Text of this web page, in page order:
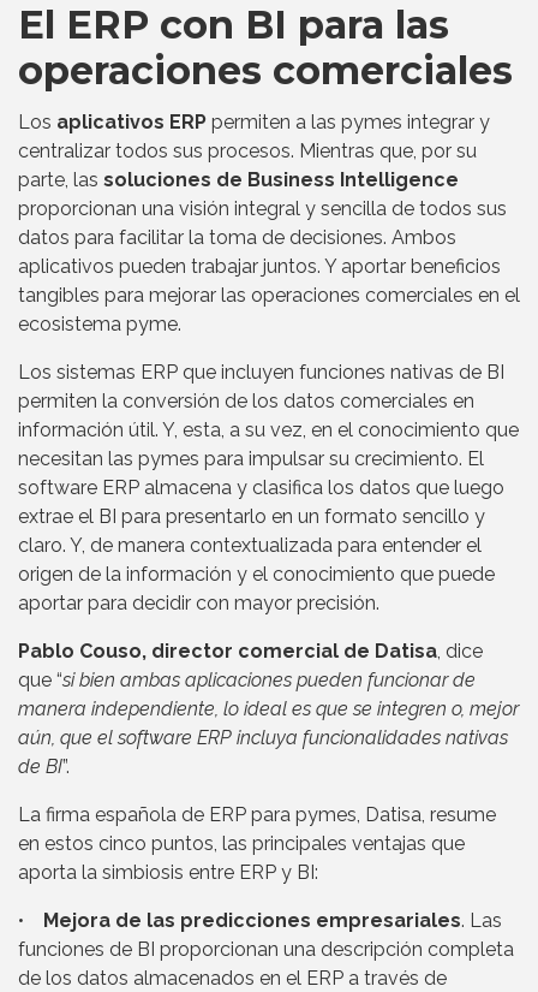
El ERP con BI para las
operaciones comerciales
Los aplicativos ERP permiten a las pymes integrar y
centralizar todos sus procesos. Mientras que, por su
parte, las soluciones de Business Intelligence
proporcionan una visión integral y sencilla de todos sus
datos para facilitar la toma de decisiones. Ambos
aplicativos pueden trabajar juntos. Y aportar beneficios
tangibles para mejorar las operaciones comerciales en el
ecosistema pyme.
Los sistemas ERP que incluyen funciones nativas de BI
permiten la conversión de los datos comerciales en
información útil. Y, esta, a su vez, en el conocimiento que
necesitan las pymes para impulsar su crecimiento. El
software ERP almacena y clasifica los datos que luego
extrae el BI para presentarlo en un formato sencillo y
claro. Y, de manera contextualizada para entender el
origen de la información y el conocimiento que puede
aportar para decidir con mayor precisión.
Pablo Couso, director comercial de Datisa, dice
que “si bien ambas aplicaciones pueden funcionar de
manera independiente, lo ideal es que se integren o, mejor
aún, que el software ERP incluya funcionalidades nativas
de BI”.
La firma española de ERP para pymes, Datisa, resume
en estos cinco puntos, las principales ventajas que
aporta la simbiosis entre ERP y BI:
• Mejora de las predicciones empresariales. Las
funciones de BI proporcionan una descripción completa
de los datos almacenados en el ERP a través de